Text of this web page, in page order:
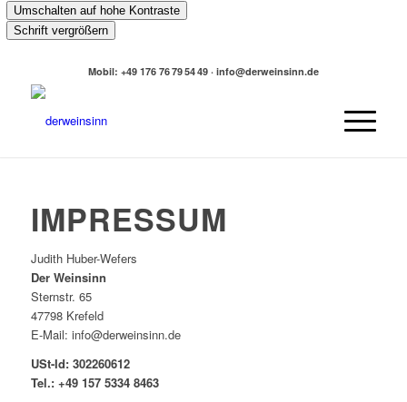
Umschalten auf hohe Kontraste
Schrift vergrößern
Mobil: +49 176 76 79 54 49 · info@derweinsinn.de
IMPRESSUM
Judith Huber-Wefers
Der Weinsinn
Sternstr. 65
47798 Krefeld
E-Mail: info@derweinsinn.de
USt-Id: 302260612
Tel.: +49 157 5334 8463